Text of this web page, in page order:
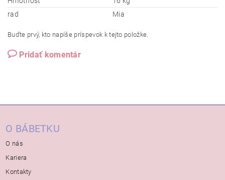
rad
Mia
Buďte prvý, kto napíše príspevok k tejto položke.
Pridať komentár
O BÁBETKU
O nás
Kariera
Kontakty